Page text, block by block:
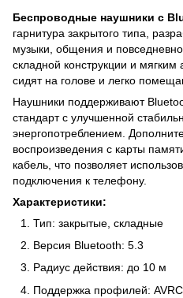
Беспроводные наушники с
гарнитура закрытого типа,
музыки, общения и
складной конструкции и
сидят на голове и легко
Наушники поддерживают
стандарт с улучшенной
энергопотреблением.
воспроизведения с карты
кабель, что позволяет
подключения к телефону.
Характеристики:
Тип: закрытые, складные
Версия Bluetooth: 5.3
Радиус действия: до 10 м
Поддержка профилей: